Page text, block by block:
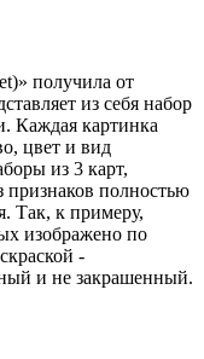
получила от
из себя набор
Каждая картинка
цвет и вид
из 3 карт,
признаков полностью
Так, к примеру,
изображено по
-
и не закрашенный.